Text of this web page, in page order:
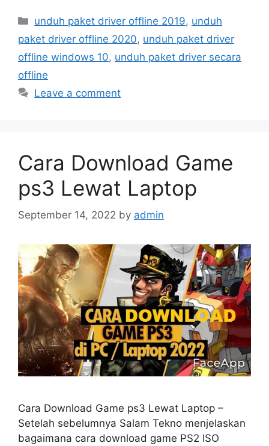
Categories
unduh paket driver offline 2019, unduh
paket driver offline 2020, unduh paket driver
offline windows 10, unduh paket driver secara
offline
Leave a comment
Cara Download Game
ps3 Lewat Laptop
September 14, 2022 by admin
Cara Download Game ps3 Lewat Laptop –
Setelah sebelumnya Salam Tekno menjelaskan
bagaimana cara download game PS2 ISO